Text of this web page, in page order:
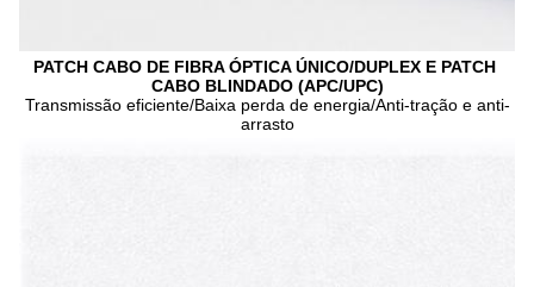
PATCH CABO DE FIBRA ÓPTICA ÚNICO/DUPLEX E PATCH
CABO BLINDADO (APC/UPC)
Transmissão eficiente/Baixa perda de energia/Anti-tração e anti-
arrasto